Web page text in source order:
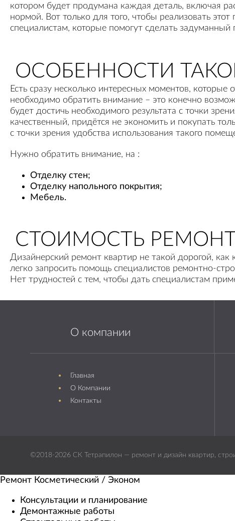
котором будет продумана каждая деталь, включая
нормой. Вот только для того, чтобы реализовать
специалистам, которые помогут сделать задуманный
ОСОБЕННОСТИ
Есть сразу несколько интересных моментов,
необходимо обратить внимание – это конечно
будет достичь необходимого результата с точки
качественный, придётся не экономить и покупать
с точки зрения удобства использования такого
Нужно обратить внимание, на :
Отделку стен;
Отделку напольного покрытия;
Мебель.
СТОИМОСТЬ
Дизайнерский ремонт квартир не такой дорогой, как
легко запросить помощь специалистов ремонтно-
Нет трудностей с тем, чтобы дать специалистам
О компании
Главная
О Компании
Контакты
©2018-2026 СК Тетрапилон — ремонт и дизайн квартир,
Ремонт Косметический / Эконом​
Консультации и планирование
Демонтажные работы